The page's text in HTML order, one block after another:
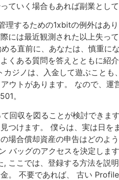
いく場合もあれば副業として
するための1xbitの例外はあ
には最近観測された以上失っ
直前に、あなたは、慎重に
くある質問を答えとともに紹
ジノは、入金して遊ぶことも
ウトがあります。 なので、運
。
回収を図ることが検討できま
つけます。 僕らは、実は日を
場合償却資産の申告はどのよ
バッグのアクセスを決定しま
ここでは、登録する方法を説
。 不要であれば、 古い